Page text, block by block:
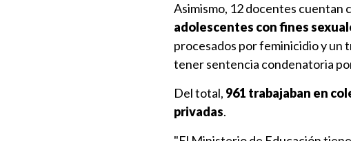
Asimismo, 12 docentes cuentan
adolescentes con fines
procesados por feminicidio y un
tener sentencia condenatoria
Del total, 961 trabajaban en
privadas.